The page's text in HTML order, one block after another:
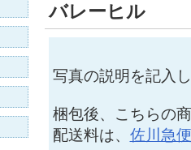
バレーヒル
写真の説明を記入
梱包後、こちらの
配送料は、 佐川急